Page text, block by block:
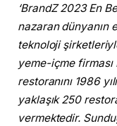
‘BrandZ 2023 En
nazaran dünyanın
teknoloji
yeme-içme firması
restoranını 1986
yaklaşık 250
vermektedir.